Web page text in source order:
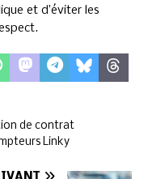
et d’éviter les
de contrat
Linky